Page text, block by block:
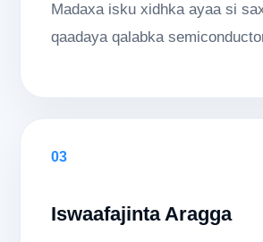
Madaxa isku xidhka ayaa si
qaadaya qalabka
03
Iswaafajinta Aragga